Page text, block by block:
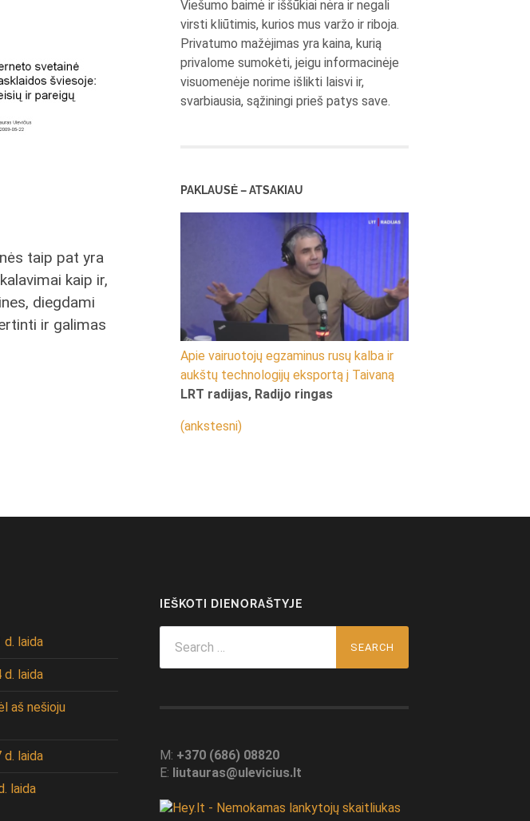
taip pat yra
kaip ir,
diegdami
ir galimas
Viešumo baimė ir iššūkiai nėra ir negali
virsti kliūtimis, kurios mus varžo ir riboja.
Privatumo mažėjimas yra kaina, kurią
privalome sumokėti, jeigu informacinėje
visuomenėje norime išlikti laisvi ir,
svarbiausia, sąžiningi prieš patys save.
PAKLAUSĖ – ATSAKIAU
Apie vairuotojų egzaminus rusų kalba ir
aukštų technologijų eksportą į Taivaną
LRT radijas, Radijo ringas
(ankstesni)
d. laida
d. laida
aš nešioju
d. laida
laida
IEŠKOTI DIENORAŠTYJE
for:
M: +370 (686) 08820
E: liutauras@ulevicius.lt